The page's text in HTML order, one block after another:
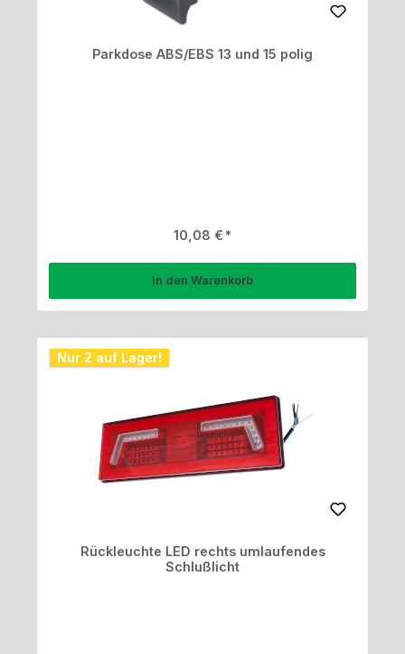
Parkdose ABS/EBS 13 und 15 polig
Regulärer Preis:
10,08 €
In den Warenkorb
Nur 2 auf Lager!
Rückleuchte LED rechts umlaufendes
Schlußlicht